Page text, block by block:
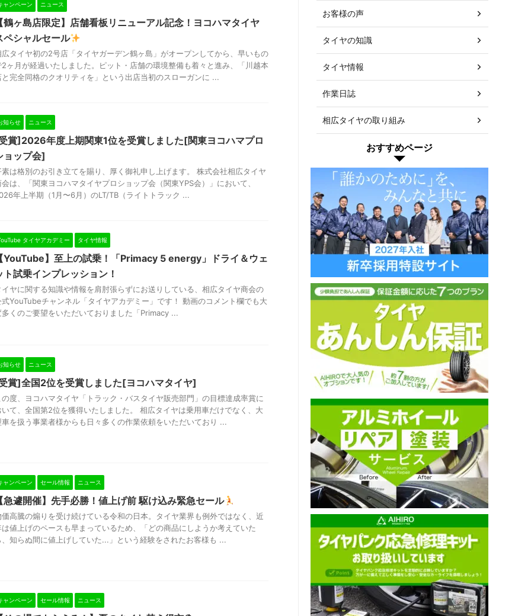
ャンペーン ニュース
鶴ヶ島店限定】店舗看板リニューアル記念！ヨコハマタイヤ
ペシャルセール
広タイヤ初の2号店「タイヤガーデン鶴ヶ島」がオープンしてから、早いもの
2ヶ月が経過いたしました。ピット・店舗の環境整備も着々と進み、「川越本
と完全同格のクオリティを」という出店当初のスローガンに ...
知らせ ニュース
賞]2026年度上期関東1位を受賞しました[関東ヨコハマプロ
ョップ会]
素は格別のお引き立てを賜り、厚く御礼申し上げます。 株式会社相広タイヤ
会は、「関東ヨコハマタイヤプロショップ会（関東YPS会）」において、
年上半期（1月〜6月）のLT/TB（ライトトラック ...
タイヤアカデミー タイヤ情報
YouTube】至上の試乗！「Primacy 5 energy」ドライ＆ウェ
ト試乗インプレッション！
イヤに関する知識や情報を肩肘張らずにお送りしている、相広タイヤ商会の
式YouTubeチャンネル「タイヤアカデミー」です！ 動画のコメント欄でも大
多くのご要望をいただいておりました「Primacy ...
知らせ ニュース
賞]全国2位を受賞しました[ヨコハマタイヤ]
の度、ヨコハマタイヤ「トラック・バスタイヤ販売部門」の目標達成率賞に
いて、全国第2位を獲得いたしました。 相広タイヤは乗用車だけでなく、大
車を扱う事業者様からも日々多くの作業依頼をいただいており ...
ャンペーン セール情報 ニュース
急遽開催】先手必勝！値上げ前 駆け込み緊急セール
価高騰の煽りを受け続けている令和の日本。タイヤ業界も例外ではなく、近
は値上げのペースも早まっているため、「どの商品にしようか考えていた
、知らぬ間に値上げしていた...」という経験をされたお客様も ...
ャンペーン セール情報 ニュース
お客様の声
タイヤの知識
タイヤ情報
作業日誌
相広タイヤの取り組み
おすすめページ